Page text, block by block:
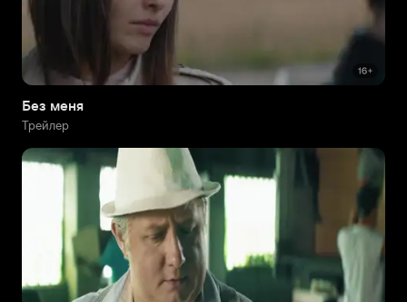
Без меня
Трейлер